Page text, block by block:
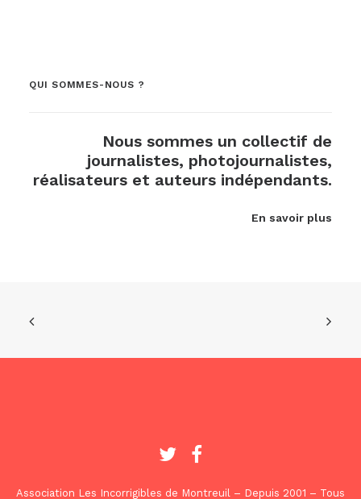
QUI SOMMES-NOUS ?
Nous sommes un collectif de
journalistes, photojournalistes,
réalisateurs et auteurs indépendants.
En savoir plus
Association Les Incorrigibles de Montreuil – Depuis 2001 – Tous